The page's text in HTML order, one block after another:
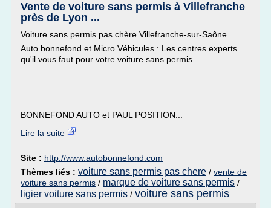
Vente de voiture sans permis à Villefranche
près de Lyon ...
Voiture sans permis pas chère Villefranche-sur-Saône
Auto bonnefond et Micro Véhicules : Les centres experts
qu'il vous faut pour votre voiture sans permis
BONNEFOND AUTO et PAUL POSITION...
Lire la suite
Site : http://www.autobonnefond.com
Thèmes liés : voiture sans permis pas chere / vente de
voiture sans permis / marque de voiture sans permis /
ligier voiture sans permis / voiture sans permis